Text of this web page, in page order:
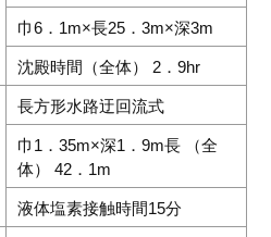
巾6．1m×長25．3m×深3m
沈殿時間（全体） 2．9hr
長方形水路迂回流式
巾1．35m×深1．9m長 （全
体） 42．1m
液体塩素接触時間15分